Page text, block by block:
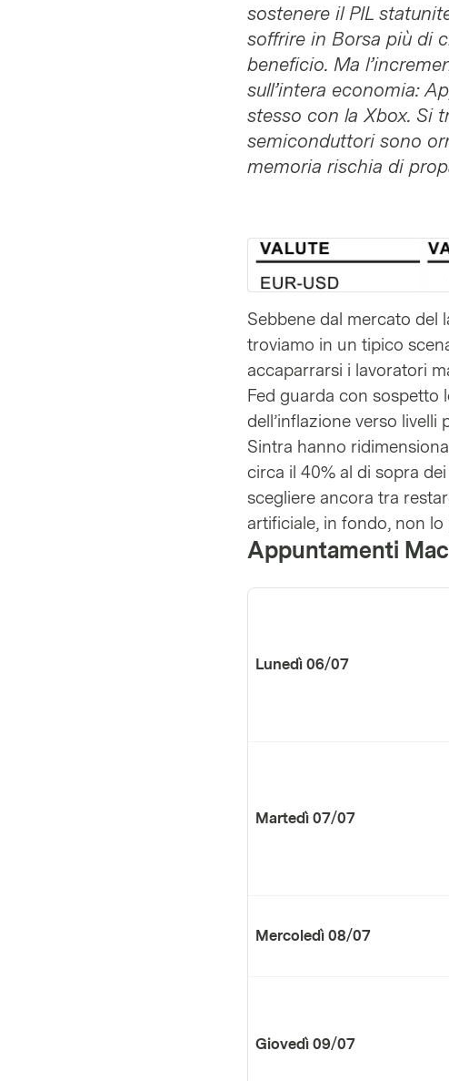
sostenere il PIL
soffrire in Borsa più di
beneficio. Ma
sull’intera economia:
stesso con la Xbox. Si
semiconduttori sono
memoria rischia di
Sebbene dal mercato del
troviamo in un tipico
accaparrarsi i lavoratori
Fed guarda con sospetto
dell’inflazione verso livelli
Sintra hanno
circa il 40% al di sopra
scegliere ancora tra
artificiale, in fondo, non
Appuntamenti
Lunedì 06/07
Martedì 07/07
Mercoledì 08/07
Giovedì 09/07